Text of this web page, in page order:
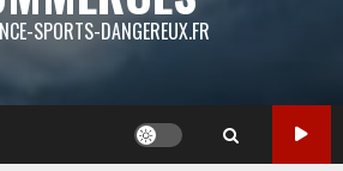
SPORTS-DANGEREUX.FR